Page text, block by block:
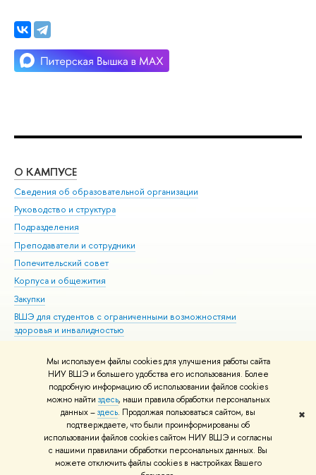
Мы используем файлы cookies для улучшения работы сайта
НИУ ВШЭ и большего удобства его использования. Более
подробную информацию об использовании файлов cookies
можно найти здесь, наши правила обработки персональных
данных –здесь. Продолжая пользоваться сайтом, вы
подтверждаете, что были проинформированы об
использовании файлов cookies сайтом НИУ ВШЭ и согласны
с нашими правилами обработки персональных данных. Вы
можете отключить файлы cookies в настройках Вашего
✖
О КАМПУСЕ
Сведения об образовательной организации
Руководство и структура
Подразделения
Преподаватели и сотрудники
Попечительский совет
Корпуса и общежития
Закупки
ВШЭ для студентов с ограниченными возможностями
здоровья и инвалидностью
Единая платежная страница
© НИУ ВШЭ 1993–2026 Адреса и контакты Условия использования
материалов Политика конфиденциальности Карта сайта
Шрифты HSE Sans и HSE Slab разработаны вШколе дизайна НИУ ВШЭ